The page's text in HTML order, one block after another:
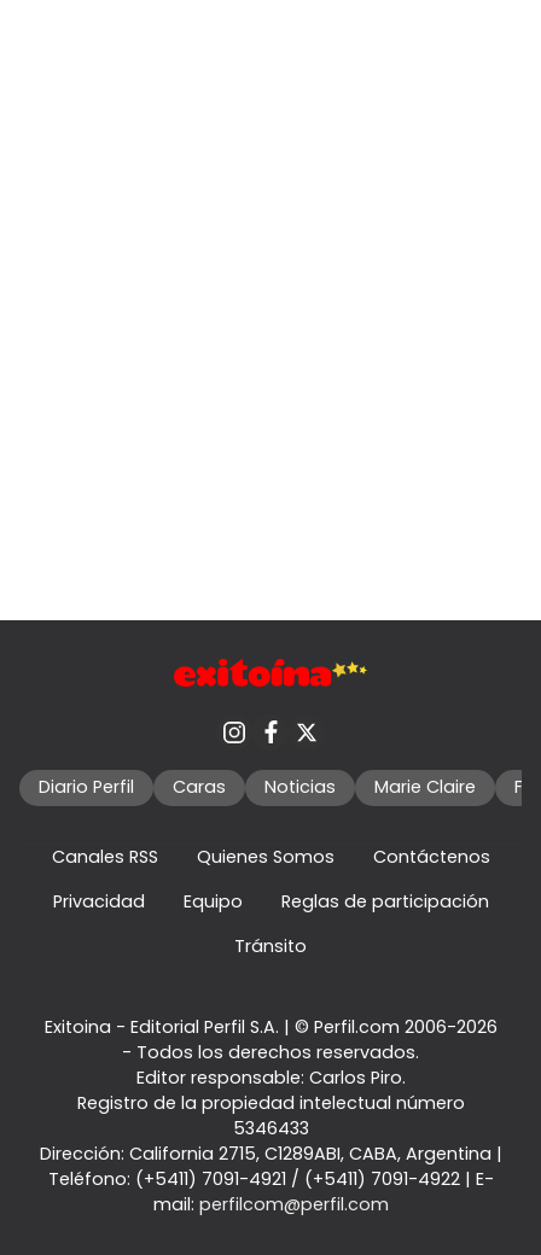
Diario Perfil Caras Noticias Marie Claire
Canales RSS Quienes Somos
Contáctenos
Privacidad
Equipo
Reglas de participación
Tránsito
Exitoina - Editorial Perfil S.A. | © Perfil.com 2006-2026
- Todos los derechos reservados.
Editor responsable: Carlos Piro.
Registro de la propiedad intelectual número
5346433
Dirección: California 2715, C1289ABI, CABA, Argentina |
Teléfono: (+5411) 7091-4921 / (+5411) 7091-4922| E-
mail: perfilcom@perfil.com